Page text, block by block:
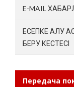
E-MAIL
ЕСЕПКЕ АЛУ
БЕРУ КЕСТЕСІ
Передача